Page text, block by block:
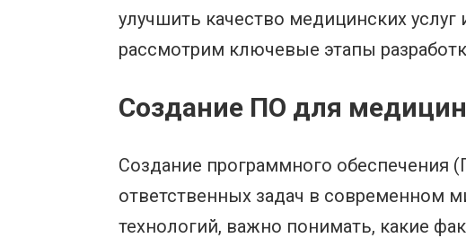
улучшить качество медицинских
рассмотрим ключевые этапы
Создание ПО для
Создание программного обеспечения
ответственных задач в современном
технологий, важно понимать, какие